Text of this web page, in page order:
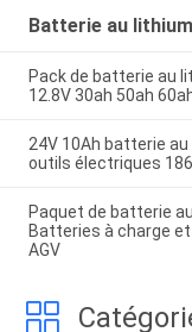
Batterie au
Pack de batterie au
12.8V 30ah 50ah
24V 10Ah batterie
outils électriques
Paquet de batterie
Batteries à charge
AGV